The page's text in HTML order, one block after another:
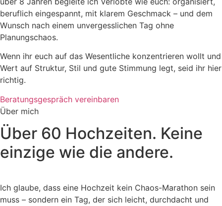
beruflich eingespannt, mit klarem Geschmack – und dem
Wunsch nach einem unvergesslichen Tag ohne
Planungschaos.
Wenn ihr euch auf das Wesentliche konzentrieren wollt und
Wert auf Struktur, Stil und gute Stimmung legt, seid ihr hier
richtig.
Beratungsgespräch vereinbaren
Über mich
Über 60 Hochzeiten. Keine
einzige wie die andere.
Ich glaube, dass eine Hochzeit kein Chaos-Marathon sein
muss – sondern ein Tag, der sich leicht, durchdacht und